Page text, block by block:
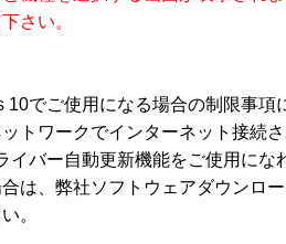
さい。
10でご使用になる場合の制限事項
トワークでインターネット接続
イバー自動更新機能をご使用にな
は、弊社ソフトウェアダウンロ
。